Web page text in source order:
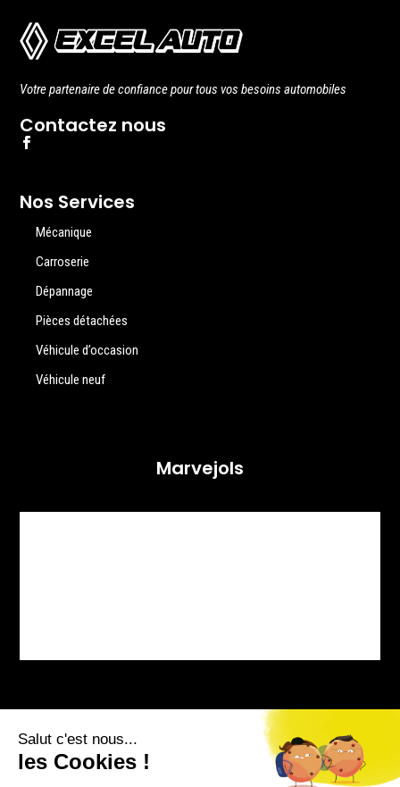
Votre partenaire de confiance pour tous vos besoins automobiles
Contactez nous
Nos Services
Mécanique
Carroserie
Dépannage
Pièces détachées
Véhicule d’occasion
Véhicule neuf
Marvejols
Bourg-sur-Colagne